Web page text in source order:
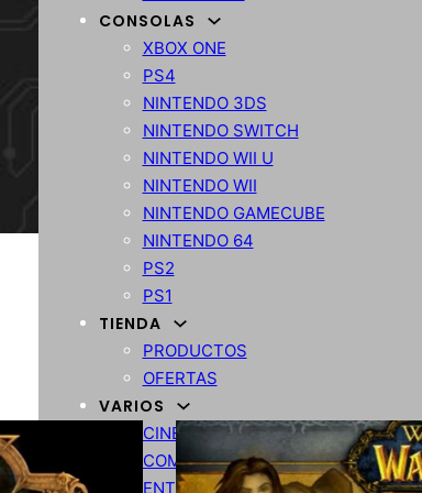
CONSOLAS
XBOX ONE
PS4
NINTENDO 3DS
NINTENDO SWITCH
NINTENDO WII U
NINTENDO WII
NINTENDO GAMECUBE
NINTENDO 64
PS2
PS1
TIENDA
PRODUCTOS
OFERTAS
VARIOS
CINE
COMPARATIVA
ENTRETENIMIENTO